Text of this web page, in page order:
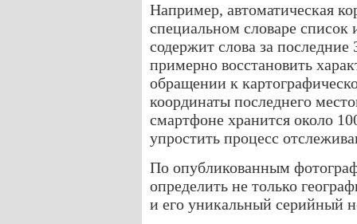
Например, автоматическая
специальном словаре список
содержит слова за
примерно восстановить
обращении к
координаты последнего
смартфоне хранится около
упростить процесс
По опубликованным
определить не только
и его уникальный серийный